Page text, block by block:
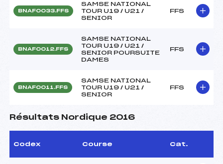
BNAF0033.FFS
SAMSE NATIONAL
TOUR U19 / U21 /
SENIOR
FFS
BNAF0012.FFS
SAMSE NATIONAL
TOUR U19 / U21 /
SENIOR POURSUITE
DAMES
FFS
BNAF0011.FFS
SAMSE NATIONAL
TOUR U19 / U21 /
SENIOR
FFS
Résultats Nordique 2016
Codex Course Cat.